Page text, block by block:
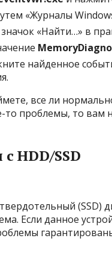
«Журналы
«Найти…» в
найденное
все ли
проблемы, то вам
HDD/SSD
(SSD)
Если данное